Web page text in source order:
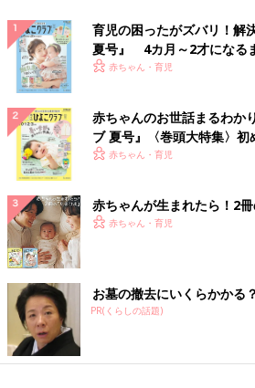
育児の困ったがズバリ！解
夏号』 4カ月～2才になる
いっぱい！
赤ちゃん・育児
赤ちゃんのお世話まるわか
ブ 夏号』〈巻頭大特集〉
く！ おっぱい・ミルクの基
赤ちゃん・育児
赤ちゃんが生まれたら！2冊
赤ちゃん・育児
お墓の撤去にいくらかかる
PR(くらしの話題)